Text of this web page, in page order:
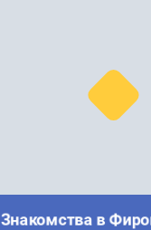
Знакомства в